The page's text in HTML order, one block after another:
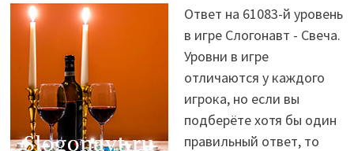
Ответ на 61083-й уровень
в игре Слогонавт - Свеча.
Уровни в игре
отличаются у каждого
игрока, но если вы
подберёте хотя бы один
правильный ответ, то